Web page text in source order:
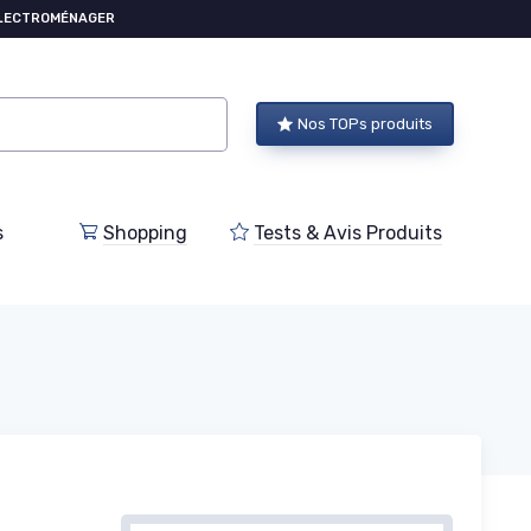
Nos TOPs produits
Shopping Tests & Avis Produits